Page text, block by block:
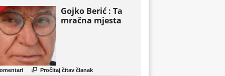
Gojko Berić : Ta
mračna mjesta
 Pročitaj čitav članak